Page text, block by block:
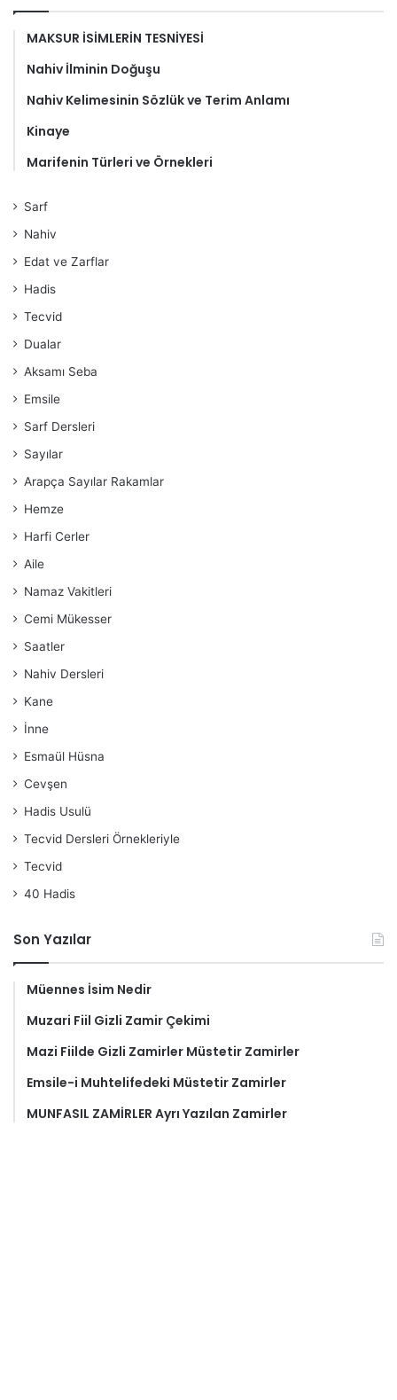
MAKSUR İSİMLERİN TESNİYESİ
Nahiv İlminin Doğuşu
Nahiv Kelimesinin Sözlük ve Terim Anlamı
Kinaye
Marifenin Türleri ve Örnekleri
Sarf
Nahiv
Edat ve Zarflar
Hadis
Tecvid
Dualar
Aksamı Seba
Emsile
Sarf Dersleri
Sayılar
Arapça Sayılar Rakamlar
Hemze
Harfi Cerler
Aile
Namaz Vakitleri
Cemi Mükesser
Saatler
Nahiv Dersleri
Kane
İnne
Esmaül Hüsna
Cevşen
Hadis Usulü
Tecvid Dersleri Örnekleriyle
Tecvid
40 Hadis
Son Yazılar
Müennes İsim Nedir
Muzari Fiil Gizli Zamir Çekimi
Mazi Fiilde Gizli Zamirler Müstetir Zamirler
Emsile-i Muhtelifedeki Müstetir Zamirler
MUNFASIL ZAMİRLER Ayrı Yazılan Zamirler